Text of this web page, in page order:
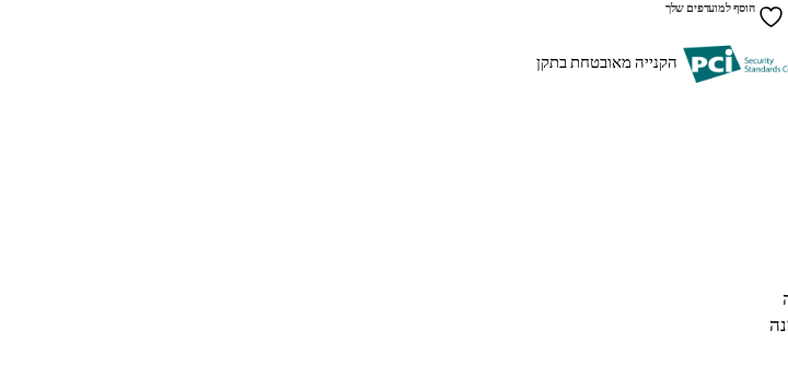
הוסף למועדפים שלך
הקנייה מאובטחת בתקן